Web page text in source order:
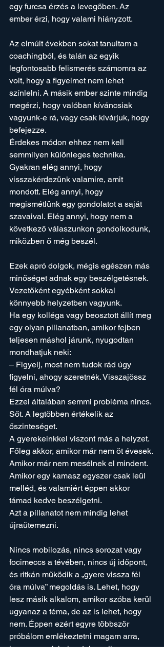
egy furcsa érzés a levegőben. Az
ember érzi, hogy valami hiányzott.
Az elmúlt években sokat tanultam a
coachingból, és talán az egyik
legfontosabb felismerés számomra az
volt, hogy a figyelmet nem lehet
színlelni. A másik ember szinte mindig
megérzi, hogy valóban kíváncsiak
vagyunk-e rá, vagy csak kivárjuk, hogy
befejezze.
Érdekes módon ehhez nem kell
semmilyen különleges technika.
Gyakran elég annyi, hogy
visszakérdezünk valamire, amit
mondott. Elég annyi, hogy
megismétlünk egy gondolatot a saját
szavaival. Elég annyi, hogy nem a
következő válaszunkon gondolkodunk,
miközben ő még beszél.
Ezek apró dolgok, mégis egészen más
minőséget adnak egy beszélgetésnek.
Vezetőként egyébként sokkal
könnyebb helyzetben vagyunk.
Ha egy kolléga vagy beosztott állít meg
egy olyan pillanatban, amikor fejben
teljesen máshol járunk, nyugodtan
mondhatjuk neki:
– Figyelj, most nem tudok rád úgy
figyelni, ahogy szeretnék. Visszajössz
fél óra múlva?
Ezzel általában semmi probléma nincs.
Sőt. A legtöbben értékelik az
őszinteséget.
A gyerekeinkkel viszont más a helyzet.
Főleg akkor, amikor már nem öt évesek.
Amikor már nem mesélnek el mindent.
Amikor egy kamasz egyszer csak leül
melléd, és valamiért éppen akkor
támad kedve beszélgetni.
Azt a pillanatot nem mindig lehet
újraütemezni.
Nincs mobilozás, nincs sorozat vagy
focimeccs a tévében, nincs új időpont,
és ritkán működik a „gyere vissza fél
óra múlva” megoldás is. Lehet, hogy
lesz másik alkalom, amikor szóba kerül
ugyanaz a téma, de az is lehet, hogy
nem. Éppen ezért egyre többször
próbálom emlékeztetni magam arra,
hogy vannak helyzetek, amikor